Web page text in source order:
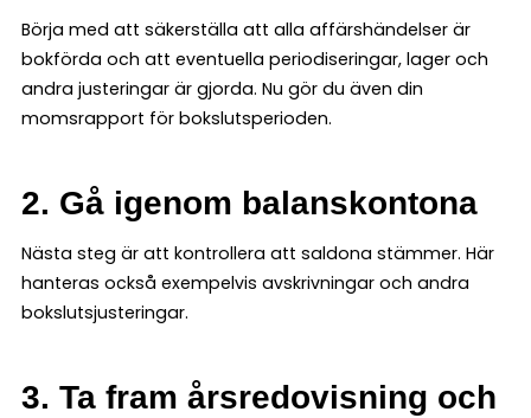
Börja med att säkerställa att alla affärshändelser är
bokförda och att eventuella periodiseringar, lager och
andra justeringar är gjorda. Nu gör du även din
momsrapport för bokslutsperioden.
2. Gå igenom balanskontona
Nästa steg är att kontrollera att saldona stämmer. Här
hanteras också exempelvis avskrivningar och andra
bokslutsjusteringar.
3. Ta fram årsredovisning och